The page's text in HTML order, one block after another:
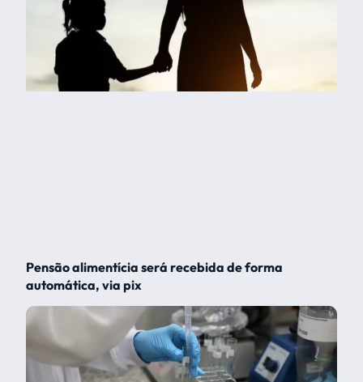
Pensão alimentícia será recebida de forma
automática, via pix